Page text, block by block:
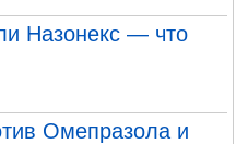
Назонекс — что
Омепразола и